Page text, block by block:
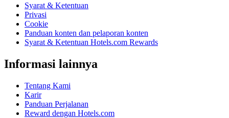
Syarat & Ketentuan
Privasi
Cookie
Panduan konten dan pelaporan konten
Syarat & Ketentuan Hotels.com Rewards
Informasi lainnya
Tentang Kami
Karir
Panduan Perjalanan
Reward dengan Hotels.com